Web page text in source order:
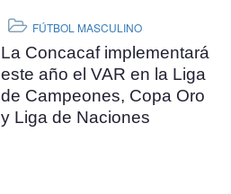
FÚTBOL MASCULINO
La Concacaf implementará
este año el VAR en la Liga
de Campeones, Copa Oro
y Liga de Naciones